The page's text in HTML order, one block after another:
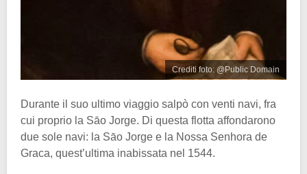
Crediti foto: @Public Domain
Durante il suo ultimo viaggio salpò con venti navi, fra
cui proprio la Sāo Jorge. Di questa flotta affondarono
due sole navi: la Sāo Jorge e la Nossa Senhora de
Graca, quest’ultima inabissata nel 1544.